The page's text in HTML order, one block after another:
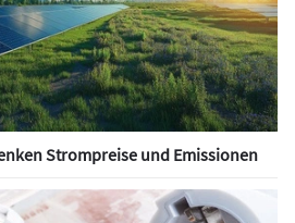
Strompreise und Emissionen